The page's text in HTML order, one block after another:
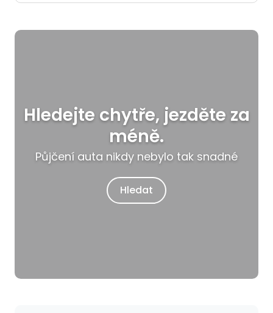
Hledejte chytře, jezděte za
méně.
Půjčení auta nikdy nebylo tak snadné
Hledat